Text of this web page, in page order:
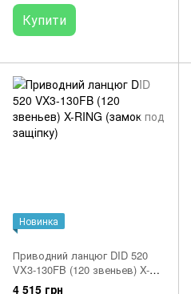
Купити
Новинка
Приводний ланцюг DID 520
VX3-130FB (120 звеньев) X-
RING (замок под защіпку)
4 515 грн